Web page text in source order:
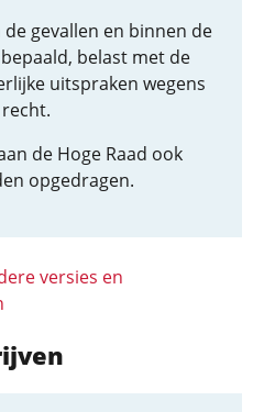
de gevallen en binnen de
belast met de
uitspraken wegens
de Hoge Raad ook
opgedragen.
versies en